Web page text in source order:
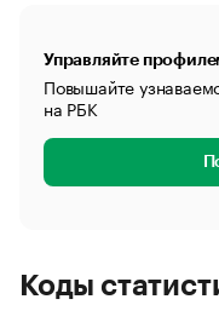
Управляйте
Повышайте
на РБК
Коды